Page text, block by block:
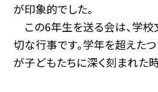
が印象的でした。
この6年生を送る会は、学校
切な行事です。学年を超えた
が子どもたちに深く刻まれた